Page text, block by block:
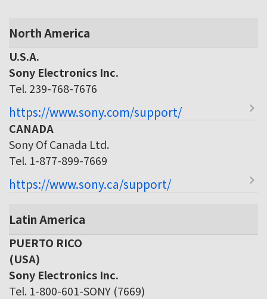
North America
U.S.A.
Sony Electronics Inc.
Tel. 239-768-7676
https://www.sony.com/support/
CANADA
Sony Of Canada Ltd.
Tel. 1-877-899-7669
https://www.sony.ca/support/
Latin America
PUERTO RICO
(USA)
Sony Electronics Inc.
Tel. 1-800-601-SONY (7669)